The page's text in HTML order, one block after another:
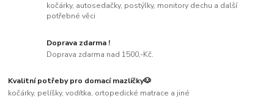
kočárky, autosedačky, postýlky, monitory dechu a další
potřebné věci
Doprava zdarma !
Doprava zdarma nad 1500,-Kč.
Kvalitní potřeby pro domací mazlíčky🐶
kočárky, pelíšky, vodítka, ortopedické matrace a jiné